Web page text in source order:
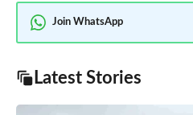
Join WhatsApp
Latest Stories